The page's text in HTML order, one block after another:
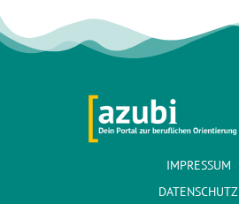
IMPRESSUM
DATENSCHUTZ